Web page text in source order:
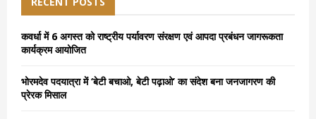
f
o
r
कवर्धा में 6 अगस्त को राष्ट्रीय पर्यावरण संरक्षण एवं आपदा प्रबंधन जागरूकता
कार्यक्रम आयोजित
भोरमदेव पदयात्रा में ‘बेटी बचाओ, बेटी पढ़ाओ’ का संदेश बना जनजागरण की
प्रेरक मिसाल